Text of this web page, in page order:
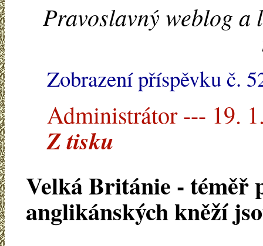
Pravoslavný weblog a
Zobrazení příspěvku č.
Administrátor --- 19.
Z tisku
Velká Británie - téměř
anglikánských kněží